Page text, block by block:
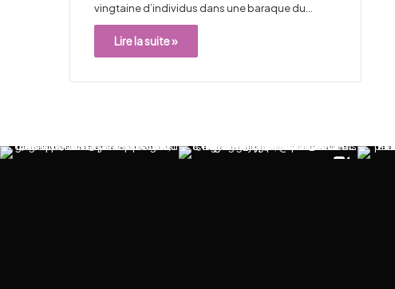
vingtaine d’individus dans une baraque du…
Lire la suite »